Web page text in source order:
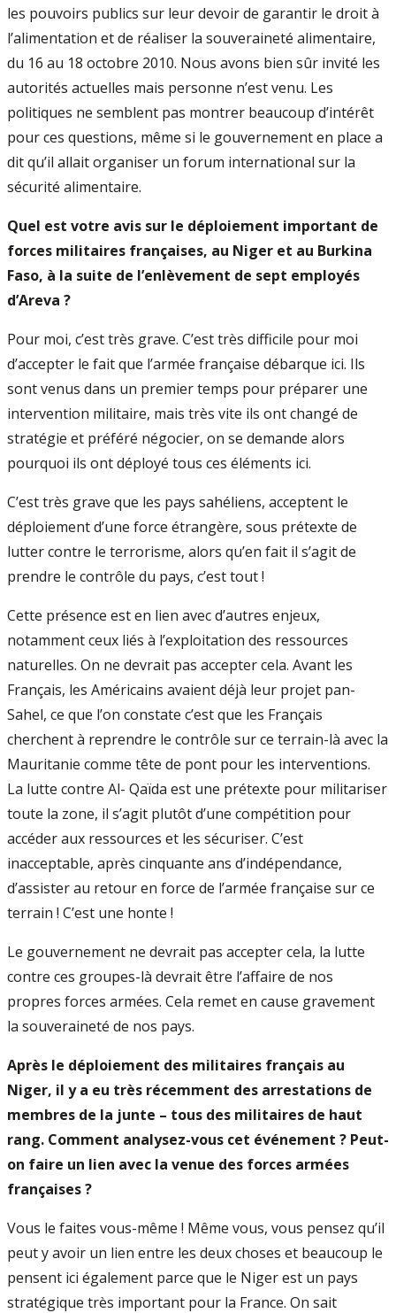
les pouvoirs publics sur leur devoir de garantir le droit à
l’alimentation et de réaliser la souveraineté alimentaire,
du 16 au 18 octobre 2010. Nous avons bien sûr invité les
autorités actuelles mais personne n’est venu. Les
politiques ne semblent pas montrer beaucoup d’intérêt
pour ces questions, même si le gouvernement en place a
dit qu’il allait organiser un forum international sur la
sécurité alimentaire.
Quel est votre avis sur le déploiement important de
forces militaires françaises, au Niger et au Burkina
Faso, à la suite de l’enlèvement de sept employés
d’Areva ?
Pour moi, c’est très grave. C’est très difficile pour moi
d’accepter le fait que l’armée française débarque ici. Ils
sont venus dans un premier temps pour préparer une
intervention militaire, mais très vite ils ont changé de
stratégie et préféré négocier, on se demande alors
pourquoi ils ont déployé tous ces éléments ici.
C’est très grave que les pays sahéliens, acceptent le
déploiement d’une force étrangère, sous prétexte de
lutter contre le terrorisme, alors qu’en fait il s’agit de
prendre le contrôle du pays, c’est tout !
Cette présence est en lien avec d’autres enjeux,
notamment ceux liés à l’exploitation des ressources
naturelles. On ne devrait pas accepter cela. Avant les
Français, les Américains avaient déjà leur projet pan-
Sahel, ce que l’on constate c’est que les Français
cherchent à reprendre le contrôle sur ce terrain-là avec la
Mauritanie comme tête de pont pour les interventions.
La lutte contre Al- Qaïda est une prétexte pour militariser
toute la zone, il s’agit plutôt d’une compétition pour
accéder aux ressources et les sécuriser. C’est
inacceptable, après cinquante ans d’indépendance,
d’assister au retour en force de l’armée française sur ce
terrain ! C’est une honte !
Le gouvernement ne devrait pas accepter cela, la lutte
contre ces groupes-là devrait être l’affaire de nos
propres forces armées. Cela remet en cause gravement
la souveraineté de nos pays.
Après le déploiement des militaires français au
Niger, il y a eu très récemment des arrestations de
membres de la junte – tous des militaires de haut
rang. Comment analysez-vous cet événement ? Peut-
on faire un lien avec la venue des forces armées
françaises ?
Vous le faites vous-même ! Même vous, vous pensez qu’il
peut y avoir un lien entre les deux choses et beaucoup le
pensent ici également parce que le Niger est un pays
stratégique très important pour la France. On sait